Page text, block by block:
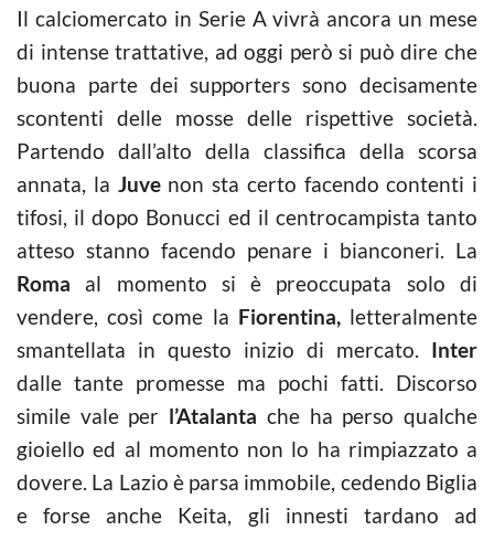
Il calciomercato in Serie A vivrà ancora un mese
di intense trattative, ad oggi però si può dire che
buona parte dei supporters sono decisamente
scontenti delle mosse delle rispettive società.
Partendo dall’alto della classifica della scorsa
annata, la Juvenon sta certo facendo contenti i
tifosi, il dopo Bonucci ed il centrocampista tanto
atteso stanno facendo penare i bianconeri. La
Roma al momento si è preoccupata solo di
vendere, così come la Fiorentina,letteralmente
smantellata in questo inizio di mercato. Inter
dalle tante promesse ma pochi fatti. Discorso
simile vale per l’Atalanta che ha perso qualche
gioiello ed al momento non lo ha rimpiazzato a
dovere. La Lazio è parsa immobile, cedendo Biglia
e forse anche Keita, gli innesti tardano ad